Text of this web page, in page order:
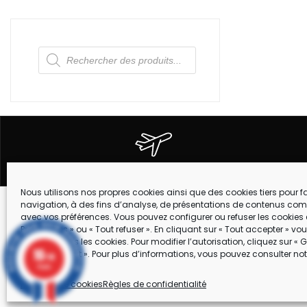
Nous utilisons nos propres cookies ainsi que des cookies tiers pour
navigation, à des fins d’analyse, de présentations de contenus
avec vos préférences. Vous pouvez configurer ou refuser les
Préférences » ou « Tout refuser ». En cliquant sur « Tout accepter »
accepter tous les cookies. Pour modifier l’autorisation, cliquez sur «
consentement ». Pour plus d’informations, vous pouvez consulter
Politique de cookiesRègles de confidentialité
Recherche
de
produits
Suivez-nous ! MARQUES
CONTACT
10/10
4 avis